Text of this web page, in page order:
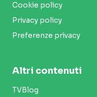
Cookie policy
Privacy policy
Preferenze privacy
Altri contenuti
TVBlog